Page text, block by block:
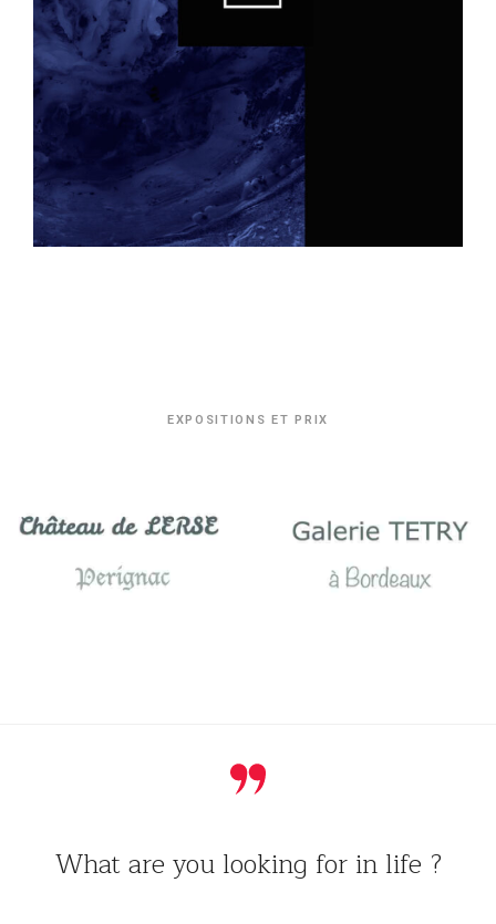
EXPOSITIONS ET PRIX
What are you looking for in life ?